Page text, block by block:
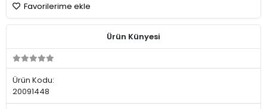
Favorilerime ekle
Ürün Künyesi
Ürün Kodu:
20091448